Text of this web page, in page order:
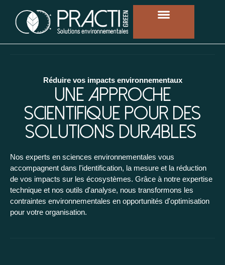
Réduire vos impacts environnementaux
Une approche
scientifique pour des
solutions durables
Nos experts en sciences environnementales vous
accompagnent dans l'identification, la mesure et la réduction
de vos impacts sur les écosystèmes. Grâce à notre expertise
technique et nos outils d'analyse, nous transformons les
contraintes environnementales en opportunités d'optimisation
pour votre organisation.